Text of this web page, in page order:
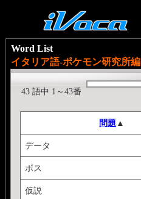
Word List
イタリア語-ポケモン研究所編
43 語中 1～43番
問題 ▲
データ
ボス
仮説